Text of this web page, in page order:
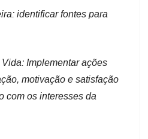
identificar fontes para
Implementar ações
motivação e satisfação
com os interesses da